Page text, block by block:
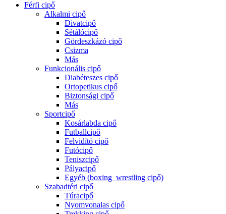
Férfi cipő
Alkalmi cipő
Divatcipő
Sétálócipő
Gördeszkázó cipő
Csizma
Más
Funkcionális cipő
Diabéteszes cipő
Ortopetikus cipő
Biztonsági cipő
Más
Sportcipő
Kosárlabda cipő
Futballcipő
Felvidító cipő
Futócipő
Teniszcipő
Pályacipő
Egyéb (boxing_wrestling cipő)
Szabadtéri cipő
Túracipő
Nyomvonalas cipő